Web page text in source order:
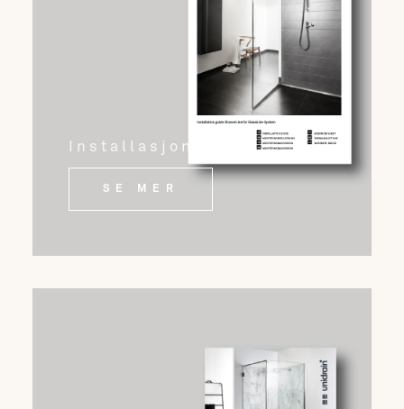
Installasjon
SE MER